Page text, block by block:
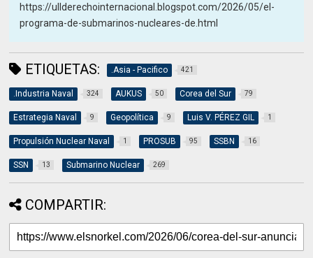
https://ullderechointernacional.blogspot.com/2026/05/el-
programa-de-submarinos-nucleares-de.html
ETIQUETAS: .Asia - Pacifico 421
.Industria Naval 324 AUKUS 50 Corea del Sur 79
Estrategia Naval 9 Geopolítica 9 Luis V. PÉREZ GIL 1
Propulsión Nuclear Naval 1 PROSUB 95 SSBN 16
SSN 13 Submarino Nuclear 269
COMPARTIR: